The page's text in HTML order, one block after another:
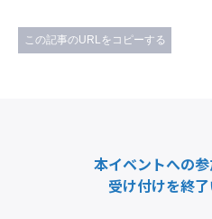
この記事のURLをコピーする
本イベントへの
受け付けを終